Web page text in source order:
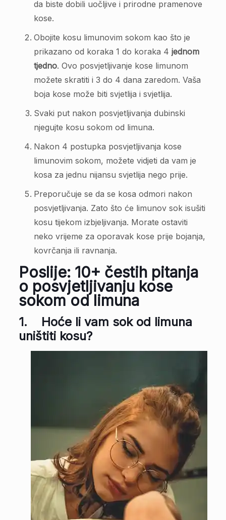
da biste dobili uočljive i prirodne pramenove
kose.
Obojite kosu limunovim sokom kao što je
prikazano od koraka 1 do koraka 4 jednom
tjedno. Ovo posvjetljivanje kose limunom
možete skratiti i 3 do 4 dana zaredom. Vaša
boja kose može biti svjetlija i svjetlija.
Svaki put nakon posvjetljivanja dubinski
njegujte kosu sokom od limuna.
Nakon 4 postupka posvjetljivanja kose
limunovim sokom, možete vidjeti da vam je
kosa za jednu nijansu svjetlija nego prije.
Preporučuje se da se kosa odmori nakon
posvjetljivanja. Zato što će limunov sok isušiti
kosu tijekom izbjeljivanja. Morate ostaviti
neko vrijeme za oporavak kose prije bojanja,
kovrčanja ili ravnanja.
Poslije: 10+ čestih pitanja
o posvjetljivanju kose
sokom od limuna
1. Hoće li vam sok od limuna
uništiti kosu?